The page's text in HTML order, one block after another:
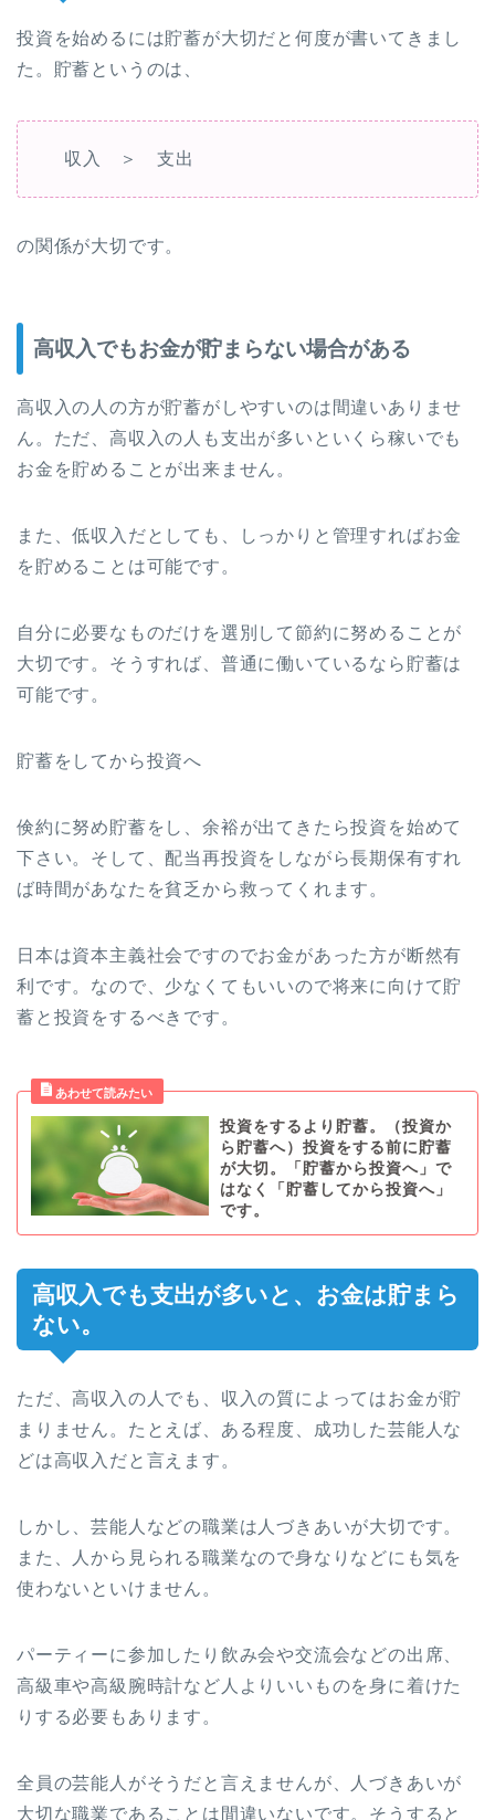
投資を始めるには貯蓄が大切だと何度が書いてきまし
た。貯蓄というのは、
収入 ＞ 支出
の関係が大切です。
高収入でもお金が貯まらない場合がある
高収入の人の方が貯蓄がしやすいのは間違いありませ
ん。ただ、高収入の人も支出が多いといくら稼いでも
お金を貯めることが出来ません。
また、低収入だとしても、しっかりと管理すればお金
を貯めることは可能です。
自分に必要なものだけを選別して節約に努めることが
大切です。そうすれば、普通に働いているなら貯蓄は
可能です。
貯蓄をしてから投資へ
倹約に努め貯蓄をし、余裕が出てきたら投資を始めて
下さい。そして、配当再投資をしながら長期保有すれ
ば時間があなたを貧乏から救ってくれます。
日本は資本主義社会ですのでお金があった方が断然有
利です。なので、少なくてもいいので将来に向けて貯
蓄と投資をするべきです。
投資をするより貯蓄。（投資か
ら貯蓄へ）投資をする前に貯蓄
が大切。「貯蓄から投資へ」で
はなく「貯蓄してから投資へ」
です。
高収入でも支出が多いと、お金は貯まら
ない。
ただ、高収入の人でも、収入の質によってはお金が貯
まりません。たとえば、ある程度、成功した芸能人な
どは高収入だと言えます。
しかし、芸能人などの職業は人づきあいが大切です。
また、人から見られる職業なので身なりなどにも気を
使わないといけません。
パーティーに参加したり飲み会や交流会などの出席、
高級車や高級腕時計など人よりいいものを身に着けた
りする必要もあります。
全員の芸能人がそうだと言えませんが、人づきあいが
大切な職業であることは間違いないです。そうすると